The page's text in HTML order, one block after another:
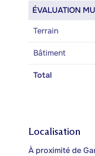
ÉVALUATION
Terrain
Bâtiment
Total
Localisation
À proximité de